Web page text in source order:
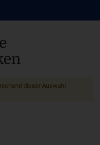
dieser Auswahl